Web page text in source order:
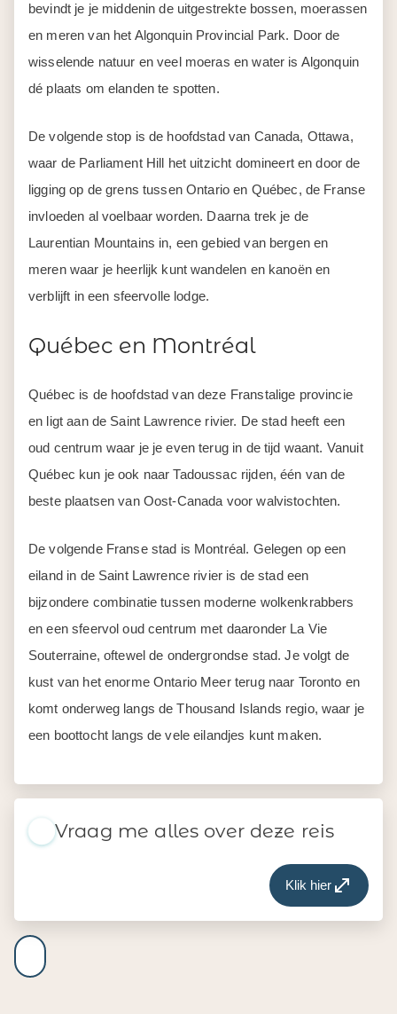
bevindt je je middenin de uitgestrekte bossen, moerassen
en meren van het Algonquin Provincial Park. Door de
wisselende natuur en veel moeras en water is Algonquin
dé plaats om elanden te spotten.
De volgende stop is de hoofdstad van Canada, Ottawa,
waar de Parliament Hill het uitzicht domineert en door de
ligging op de grens tussen Ontario en Québec, de Franse
invloeden al voelbaar worden. Daarna trek je de
Laurentian Mountains in, een gebied van bergen en
meren waar je heerlijk kunt wandelen en kanoën en
verblijft in een sfeervolle lodge.
Québec en Montréal
Québec is de hoofdstad van deze Franstalige provincie
en ligt aan de Saint Lawrence rivier. De stad heeft een
oud centrum waar je je even terug in de tijd waant. Vanuit
Québec kun je ook naar Tadoussac rijden, één van de
beste plaatsen van Oost-Canada voor walvistochten.
De volgende Franse stad is Montréal. Gelegen op een
eiland in de Saint Lawrence rivier is de stad een
bijzondere combinatie tussen moderne wolkenkrabbers
en een sfeervol oud centrum met daaronder La Vie
Souterraine, oftewel de ondergrondse stad. Je volgt de
kust van het enorme Ontario Meer terug naar Toronto en
komt onderweg langs de Thousand Islands regio, waar je
een boottocht langs de vele eilandjes kunt maken.
Vraag me alles over deze reis
Klik hier